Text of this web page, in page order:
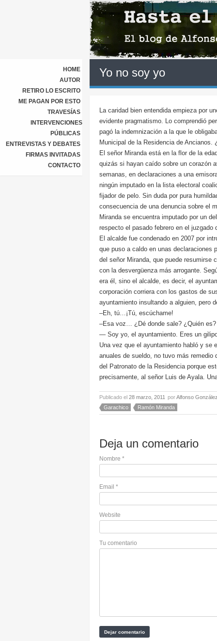
HOME
AUTOR
RETIRO LO ESCRITO
ME PAGAN POR ESTO
TRAVESÍAS
INTERVENCIONES
PÚBLICAS
ENTREVISTAS Y DEBATES
FIRMAS INVITADAS
CONTACTO
Yo no soy yo
La caridad bien entendida empieza por
evidente pragmatismo. Lo comprendió
pagó la indemnización a la que le
Municipal de la Residencia de
El señor Miranda está en la flor de la
quizás si hayan caído sobre un corazón
semanas, en declaraciones a una
ningún imputado en la lista electoral
fijador de pelo. Sin duda por pura
consecuencia de una denuncia sobre el
Miranda se encuentra imputado por un
respecto el pasado febrero en el
El alcalde fue condenado en 2007 por
que puso a caldo en unas declaraciones
del señor Miranda, que puede resumirse
con la desvergüenza más arrogante.
era él, sino el alcalde, es decir, el
corporación corriera con los gastos de
ayuntamiento insultando a alguien, pero
–Eh, tú…¡Tú, escúchame!
–Esa voz… ¿Dé donde sale? ¿Quién es?
— Soy yo, el ayuntamiento. Eres un
Una vez que el ayuntamiento habló y se
anuales de sueldo, no tuvo más
del Patronato de la Residencia porque
precisamente, al señor Luis de Ayala.
Publicado el 28 marzo, 2011 porAlfonso
Garachico
Ramón Miranda
Deja un comentario
Nombre *
Email *
Website
Tu comentario